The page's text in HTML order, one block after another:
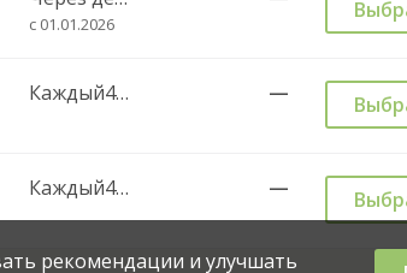
с 01.01.2026
Каждый4день —
Каждый4день —
рекомендации и улучшать